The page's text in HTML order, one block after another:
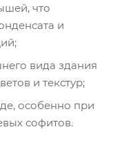
что
и
вида здания
и текстур;
особенно при
софитов.